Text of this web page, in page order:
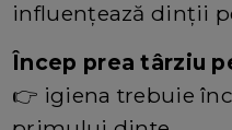
influențează dinții
Încep prea târziu
👉 igiena trebuie